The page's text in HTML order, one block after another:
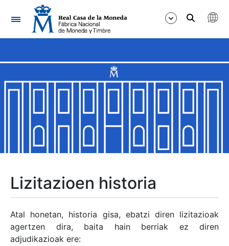
Nabigazioa
Erakutsi/Ezkutatu
Erakutsi/Ezkutatu
Erakutsi/Ezkutatu
Erakutsi/Ezkutatu
Lizitazioen historia
Atal honetan, historia gisa, ebatzi diren lizitazioak
agertzen dira, baita hain berriak ez diren
adjudikazioak ere: